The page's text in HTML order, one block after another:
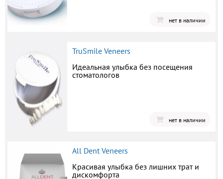
нет в наличии
TruSmile Veneers
Идеальная улыбка без посещения
стоматологов
нет в наличии
All Dent Veneers
Красивая улыбка без лишних трат и
дискомфорта